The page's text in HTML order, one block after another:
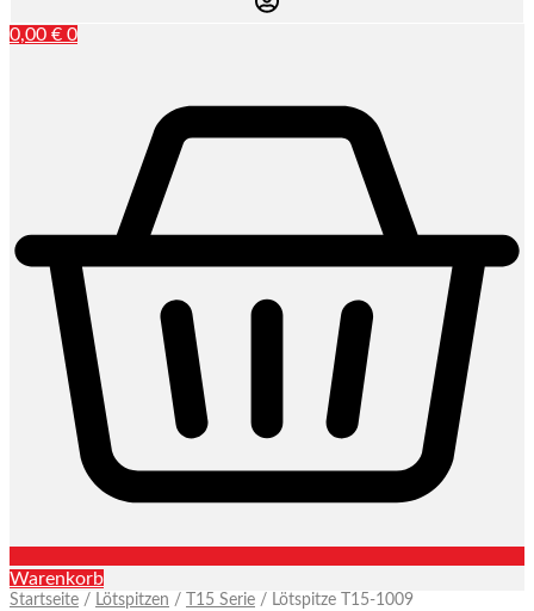
0,00 € 0
Warenkorb
Startseite / Lötspitzen / T15 Serie / Lötspitze T15-1009